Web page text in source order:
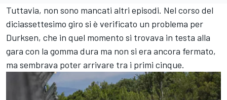
Tuttavia, non sono mancati altri episodi. Nel corso del
diciassettesimo giro si è verificato un problema per
Durksen, che in quel momento si trovava in testa alla
gara con la gomma dura ma non si era ancora fermato,
ma sembrava poter arrivare tra i primi cinque.